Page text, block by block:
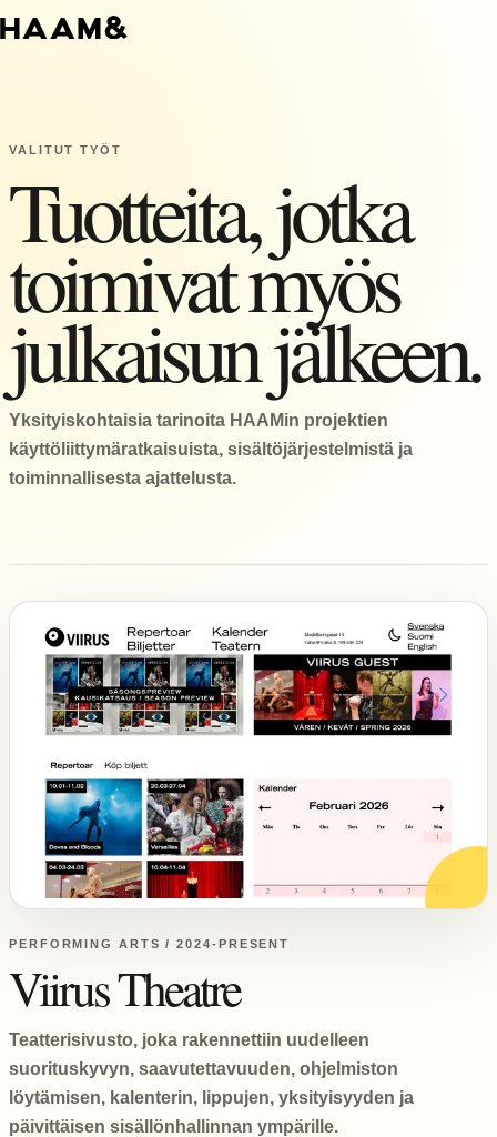
VALITUT TYÖT
Tuotteita, jotka
toimivat myös
julkaisun jälkeen.
Yksityiskohtaisia tarinoita HAAMin projektien
käyttöliittymäratkaisuista, sisältöjärjestelmistä ja
toiminnallisesta ajattelusta.
PERFORMING ARTS / 2024-PRESENT
Viirus Theatre
Teatterisivusto, joka rakennettiin uudelleen
suorituskyvyn, saavutettavuuden, ohjelmiston
löytämisen, kalenterin, lippujen, yksityisyyden ja
päivittäisen sisällönhallinnan ympärille.